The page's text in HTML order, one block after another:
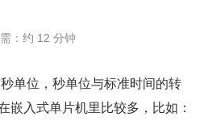
：约 12 分钟
单位，秒单位与标准时间的转
嵌入式单片机里比较多，比如：